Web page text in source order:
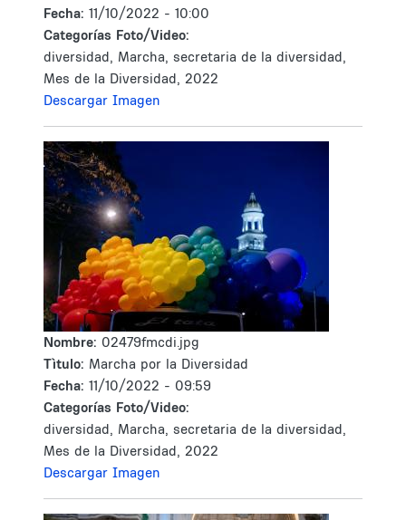
Fecha: 11/10/2022 - 10:00
Categorías Foto/Video:
diversidad, Marcha, secretaria de la diversidad,
Mes de la Diversidad, 2022
Descargar Imagen
Nombre: 02479fmcdi.jpg
Tìtulo: Marcha por la Diversidad
Fecha: 11/10/2022 - 09:59
Categorías Foto/Video:
diversidad, Marcha, secretaria de la diversidad,
Mes de la Diversidad, 2022
Descargar Imagen